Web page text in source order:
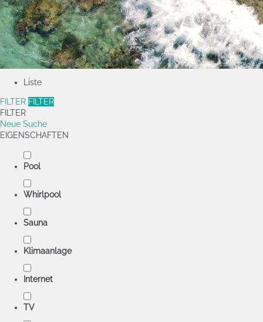
Liste
FILTER FILTER
FILTER
Neue Suche
EIGENSCHAFTEN
Pool
Whirlpool
Sauna
Klimaanlage
Internet
TV